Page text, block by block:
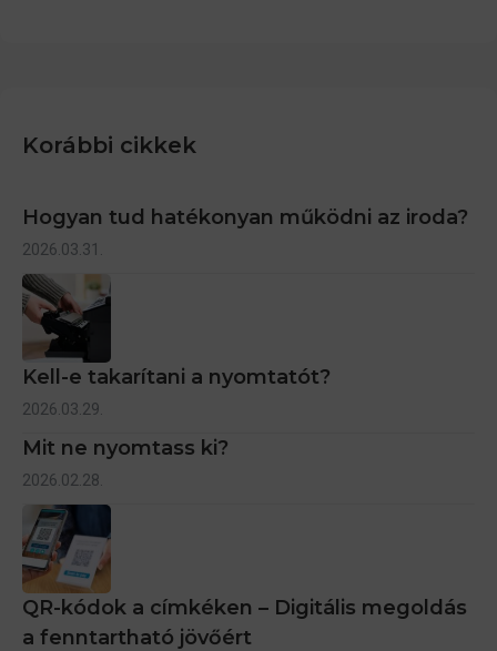
Korábbi cikkek
Hogyan tud hatékonyan működni az iroda?
2026.03.31.
Kell-e takarítani a nyomtatót?
2026.03.29.
Mit ne nyomtass ki?
2026.02.28.
QR-kódok a címkéken – Digitális megoldás
a fenntartható jövőért